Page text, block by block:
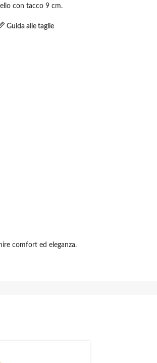
con tacco 9 cm.
Guida alle taglie
comfort ed eleganza.